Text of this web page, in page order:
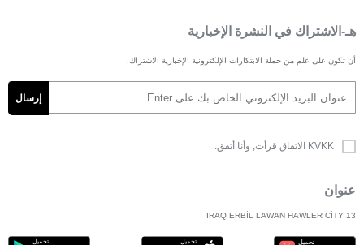
هـ-الاشتراك في النشرة الإخبارية
أن تكون على علم من حملة الابتكارات الإلكترونية الإخبارية الاشتراك.
KVKK الاتفاق قرأت, وأنا أتفق.
عنوان
IRAQ ERBİL LAWAN HAWLER CİTY 13